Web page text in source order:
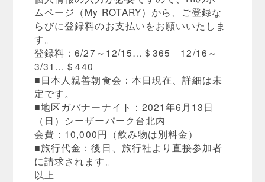
ムページ（My ROTARY）から、ご登録な
らびに登録料のお支払いをお願いいたしま
す。
登録料：6/27～12/15…＄365 12/16～
3/31…＄440
■日本人親善朝食会：本日現在、詳細は未
定です。
■地区ガバナーナイト：2021年6月13日
（日）シーザーパーク台北内
会費：10,000円（飲み物は別料金）
■旅行代金：後日、旅行社より直接参加者
に請求されます。
以上